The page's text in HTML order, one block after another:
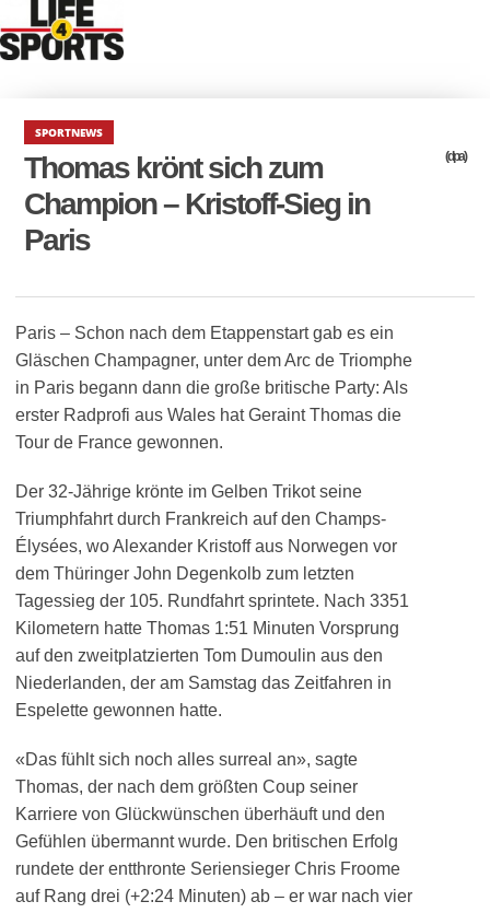
SPORTNEWS
Thomas krönt sich zum
Champion – Kristoff-Sieg in
Paris
(dpa)
Paris – Schon nach dem Etappenstart gab es ein
Gläschen Champagner, unter dem Arc de Triomphe
in Paris begann dann die große britische Party: Als
erster Radprofi aus Wales hat Geraint Thomas die
Tour de France gewonnen.
Der 32-Jährige krönte im Gelben Trikot seine
Triumphfahrt durch Frankreich auf den Champs-
Élysées, wo Alexander Kristoff aus Norwegen vor
dem Thüringer John Degenkolb zum letzten
Tagessieg der 105. Rundfahrt sprintete. Nach 3351
Kilometern hatte Thomas 1:51 Minuten Vorsprung
auf den zweitplatzierten Tom Dumoulin aus den
Niederlanden, der am Samstag das Zeitfahren in
Espelette gewonnen hatte.
«Das fühlt sich noch alles surreal an», sagte
Thomas, der nach dem größten Coup seiner
Karriere von Glückwünschen überhäuft und den
Gefühlen übermannt wurde. Den britischen Erfolg
rundete der entthronte Seriensieger Chris Froome
auf Rang drei (+2:24 Minuten) ab – er war nach vier